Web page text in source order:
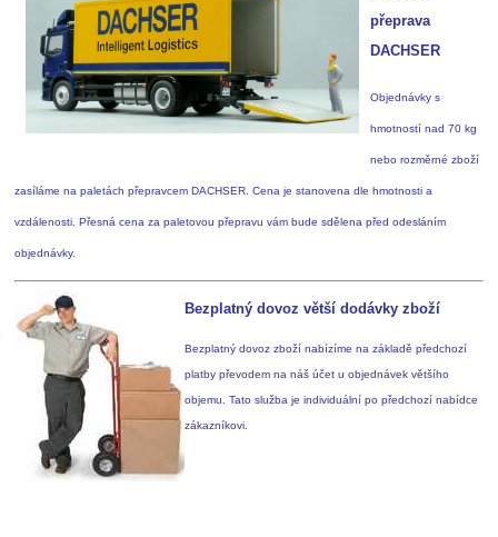
přeprava
DACHSER
Objednávky s
hmotností nad 70 kg
nebo rozměrné zboží
zasíláme na paletách přepravcem DACHSER. Cena je stanovena dle hmotnosti a
vzdálenosti. Přesná cena za paletovou přepravu vám bude sdělena před odesláním
objednávky.
Bezplatný dovoz větší dodávky zboží
Bezplatný dovoz zboží nabízíme na základě předchozí
platby převodem na náš účet u objednávek většího
objemu. Tato služba je individuální po předchozí nabídce
zákazníkovi.